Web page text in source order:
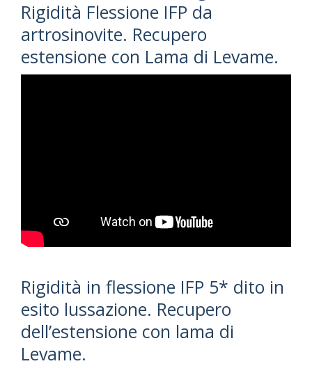
Rigidità Flessione IFP da
artrosinovite. Recupero
estensione con Lama di Levame.
Rigidità in flessione IFP 5* dito in
esito lussazione. Recupero
dell’estensione con lama di
Levame.